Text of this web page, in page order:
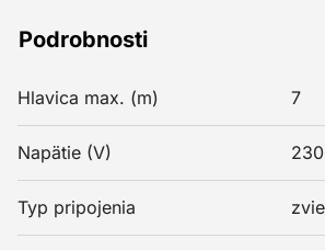
Podrobnosti
Hlavica max. (m) 7
Napätie (V) 230
Typ pripojenia